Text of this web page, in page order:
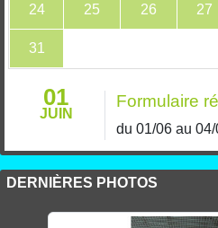
24 25 26 27
31
01
JUIN
Formulaire
du 01/06 au 04/
DERNIÈRES PHOTOS